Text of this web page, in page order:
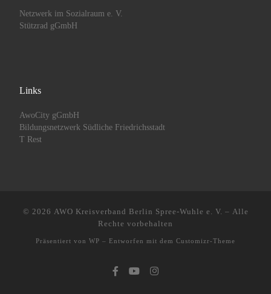
Netzwerk im Sozialraum e. V.
Stützrad gGmbH
Links
AwoCity gGmbH
Bildungsnetzwerk Südliche Friedrichsstadt
T Rest
© 2026 AWO Kreisverband Berlin Spree-Wuhle e. V. – Alle
Rechte vorbehalten
Präsentiert von WP – Entworfen mit dem Customizr-Theme